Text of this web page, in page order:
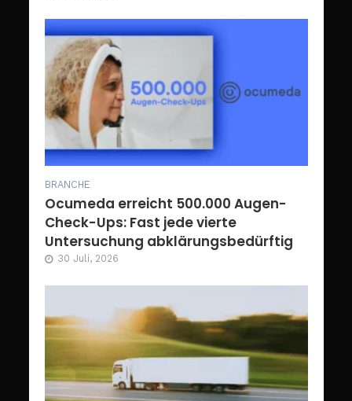
BRANCHE
Ocumeda erreicht 500.000 Augen-
Check-Ups: Fast jede vierte
Untersuchung abklärungsbedürftig
30 Juli, 2026